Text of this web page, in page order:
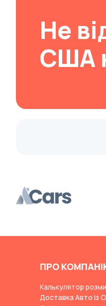
Bio auto
Bitter
BMW
Brilliance
Buick
Carbodies
Caterham
Не
США
ПРО
Калькулятор
Доставка Авто із